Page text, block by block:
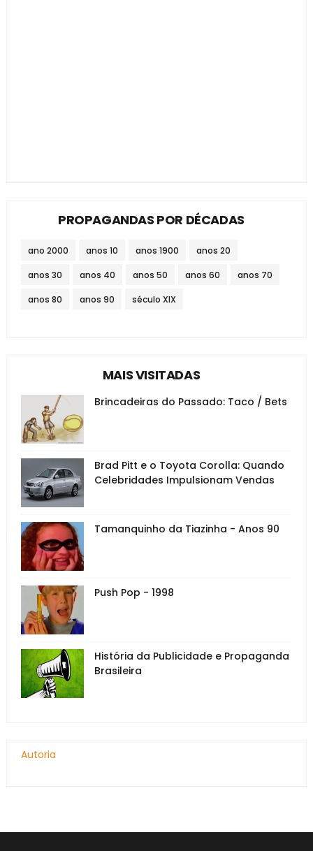
PROPAGANDAS POR DÉCADAS
ano 2000 anos 10 anos 1900 anos 20
anos 30 anos 40 anos 50 anos 60 anos 70
anos 80 anos 90 século XIX
MAIS VISITADAS
Brincadeiras do Passado: Taco / Bets
Brad Pitt e o Toyota Corolla: Quando
Celebridades Impulsionam Vendas
Tamanquinho da Tiazinha - Anos 90
Push Pop - 1998
História da Publicidade e Propaganda
Brasileira
Autoria